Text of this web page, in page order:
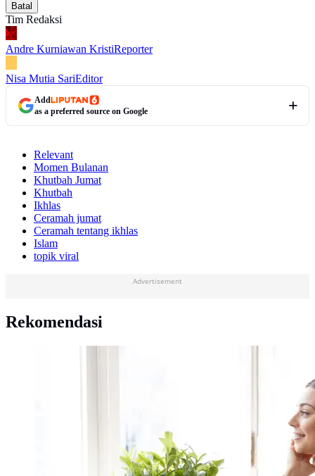
Batal
Tim Redaksi
Andre Kurniawan KristiReporter
Nisa Mutia SariEditor
Add
as a preferred source on Google
Relevant
Momen Bulanan
Khutbah Jumat
Khutbah
Ikhlas
Ceramah jumat
Ceramah tentang ikhlas
Islam
topik viral
Advertisement
Rekomendasi